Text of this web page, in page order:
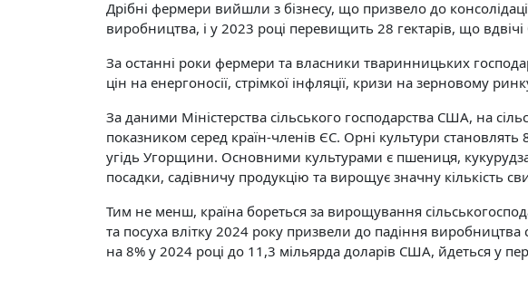
Дрібні фермери вийшли з бізнесу, що призвело до
виробництва, і у 2023 році перевищить 28 гектарів, що
За останні роки фермери та власники тваринницьких
цін на енергоносії, стрімкої інфляції, кризи на зерновому
За даними Міністерства сільського господарства США, на
показником серед країн-членів ЄС. Орні культури
угідь Угорщини. Основними культурами є пшениця,
посадки, садівничу продукцію та вирощує значну кількість
Тим не менш, країна бореться за вирощування
та посуха влітку 2024 року призвели до падіння виробництва
на 8% у 2024 році до 11,3 мільярда доларів США, йдеться у